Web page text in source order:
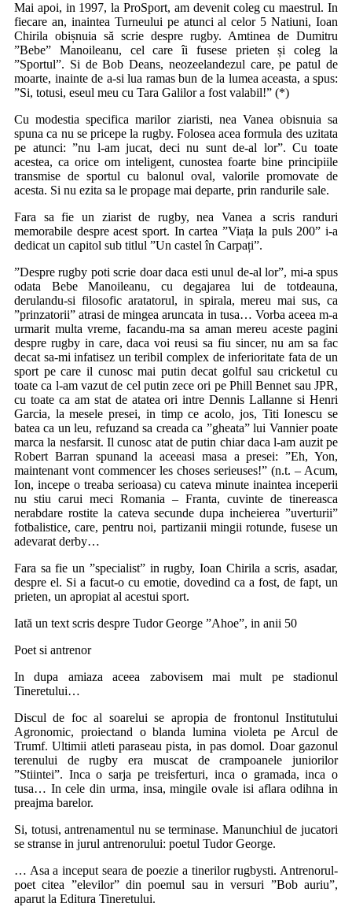
Mai apoi, in 1997, la ProSport, am devenit coleg cu maestrul. In
fiecare an, inaintea Turneului pe atunci al celor 5 Natiuni, Ioan
Chirila obișnuia să scrie despre rugby. Amtinea de Dumitru
”Bebe” Manoileanu, cel care îi fusese prieten și coleg la
”Sportul”. Si de Bob Deans, neozeelandezul care, pe patul de
moarte, inainte de a-si lua ramas bun de la lumea aceasta, a spus:
”Si, totusi, eseul meu cu Tara Galilor a fost valabil!” (*)
Cu modestia specifica marilor ziaristi, nea Vanea obisnuia sa
spuna ca nu se pricepe la rugby. Folosea acea formula des uzitata
pe atunci: ”nu l-am jucat, deci nu sunt de-al lor”. Cu toate
acestea, ca orice om inteligent, cunostea foarte bine principiile
transmise de sportul cu balonul oval, valorile promovate de
acesta. Si nu ezita sa le propage mai departe, prin randurile sale.
Fara sa fie un ziarist de rugby, nea Vanea a scris randuri
memorabile despre acest sport. In cartea ”Viața la puls 200” i-a
dedicat un capitol sub titlul ”Un castel în Carpați”.
”Despre rugby poti scrie doar daca esti unul de-al lor”, mi-a spus
odata Bebe Manoileanu, cu degajarea lui de totdeauna,
derulandu-si filosofic aratatorul, in spirala, mereu mai sus, ca
”prinzatorii” atrasi de mingea aruncata in tusa… Vorba aceea m-a
urmarit multa vreme, facandu-ma sa aman mereu aceste pagini
despre rugby in care, daca voi reusi sa fiu sincer, nu am sa fac
decat sa-mi infatisez un teribil complex de inferioritate fata de un
sport pe care il cunosc mai putin decat golful sau cricketul cu
toate ca l-am vazut de cel putin zece ori pe Phill Bennet sau JPR,
cu toate ca am stat de atatea ori intre Dennis Lallanne si Henri
Garcia, la mesele presei, in timp ce acolo, jos, Titi Ionescu se
batea ca un leu, refuzand sa creada ca ”gheata” lui Vannier poate
marca la nesfarsit. Il cunosc atat de putin chiar daca l-am auzit pe
Robert Barran spunand la aceeasi masa a presei: ”Eh, Yon,
maintenant vont commencer les choses serieuses!” (n.t. – Acum,
Ion, incepe o treaba serioasa) cu cateva minute inaintea inceperii
nu stiu carui meci Romania – Franta, cuvinte de tinereasca
nerabdare rostite la cateva secunde dupa incheierea ”uverturii”
fotbalistice, care, pentru noi, partizanii mingii rotunde, fusese un
adevarat derby…
Fara sa fie un ”specialist” in rugby, Ioan Chirila a scris, asadar,
despre el. Si a facut-o cu emotie, dovedind ca a fost, de fapt, un
prieten, un apropiat al acestui sport.
Iată un text scris despre Tudor George ”Ahoe”, in anii 50
Poet si antrenor
In dupa amiaza aceea zabovisem mai mult pe stadionul
Tineretului…
Discul de foc al soarelui se apropia de frontonul Institutului
Agronomic, proiectand o blanda lumina violeta pe Arcul de
Trumf. Ultimii atleti paraseau pista, in pas domol. Doar gazonul
terenului de rugby era muscat de crampoanele juniorilor
”Stiintei”. Inca o sarja pe treisferturi, inca o gramada, inca o
tusa… In cele din urma, insa, mingile ovale isi aflara odihna in
preajma barelor.
Si, totusi, antrenamentul nu se terminase. Manunchiul de jucatori
se stranse in jurul antrenorului: poetul Tudor George.
… Asa a inceput seara de poezie a tinerilor rugbysti. Antrenorul-
poet citea ”elevilor” din poemul sau in versuri ”Bob auriu”,
aparut la Editura Tineretului.